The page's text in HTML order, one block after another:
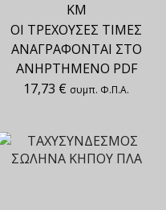
ΚΜ
ΟΙ ΤΡΕΧΟΥΣΕΣ ΤΙΜΕΣ
ΑΝΑΓΡΑΦΟΝΤΑΙ ΣΤΟ
ΑΝΗΡΤΗΜΕΝΟ PDF
17,73 € συμπ. Φ.Π.Α.